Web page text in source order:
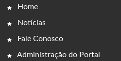
Home
Notícias
Fale Conosco
Administração do Portal